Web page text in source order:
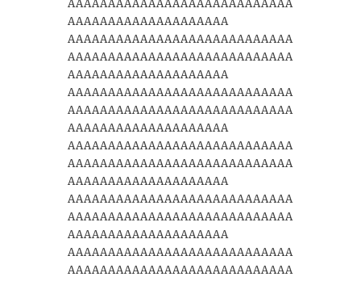
AAAAAAAAAAAAAAAAAAAAAAAAAAAA
AAAAAAAAAAAAAAAAAAAA
AAAAAAAAAAAAAAAAAAAAAAAAAAAA
AAAAAAAAAAAAAAAAAAAAAAAAAAAA
AAAAAAAAAAAAAAAAAAAA
AAAAAAAAAAAAAAAAAAAAAAAAAAAA
AAAAAAAAAAAAAAAAAAAAAAAAAAAA
AAAAAAAAAAAAAAAAAAAA
AAAAAAAAAAAAAAAAAAAAAAAAAAAA
AAAAAAAAAAAAAAAAAAAAAAAAAAAA
AAAAAAAAAAAAAAAAAAAA
AAAAAAAAAAAAAAAAAAAAAAAAAAAA
AAAAAAAAAAAAAAAAAAAAAAAAAAAA
AAAAAAAAAAAAAAAAAAAA
AAAAAAAAAAAAAAAAAAAAAAAAAAAA
AAAAAAAAAAAAAAAAAAAAAAAAAAAA